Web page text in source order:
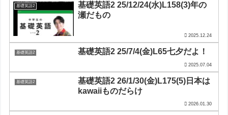
基礎英語2
基礎英語2 25/12/24(水)L158(3)年の
瀬だもの
2025.12.24
基礎英語2 基礎英語2 25/7/4(金)L65七夕だよ！
2025.07.04
基礎英語2
基礎英語2 26/1/30(金)L175(5)日本は
kawaiiものだらけ
2026.01.30